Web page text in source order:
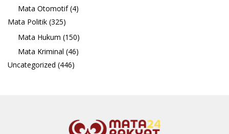
Mata Otomotif(4)
Mata Politik (325)
Mata Hukum (150)
Mata Kriminal (46)
Uncategorized (446)